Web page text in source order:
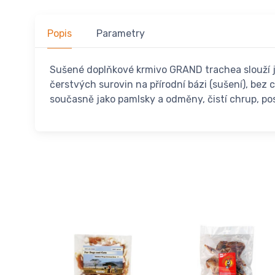
Popis Parametry
Sušené doplňkové krmivo GRAND trachea
čerstvých surovin na přírodní bázi (sušení), bez
současně jako pamlsky a odměny, čistí chrup,